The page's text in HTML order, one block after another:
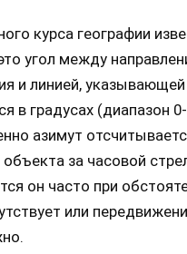
курса географии
угол между
и линией, указывающей
в градусах (диапазон
азимут
за часовой
он часто при
или